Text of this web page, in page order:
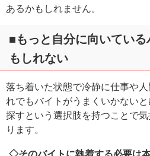
あるかもしれません。
■もっと自分に向いてい
もしれない
落ち着いた状態で冷静に仕事や
れでもバイトがうまくいかない
探すという選択肢を持つことで
ります。
◇そのバイトに執着する必要は